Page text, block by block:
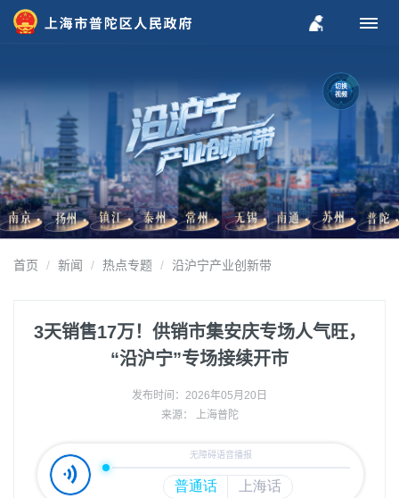
切换
视频
首页 新闻 热点专题 沿沪宁产业创新带
3天销售17万！供销市集安庆专场人气旺，
“沿沪宁”专场接续开市
发布时间：2026年05月20日
来源： 上海普陀